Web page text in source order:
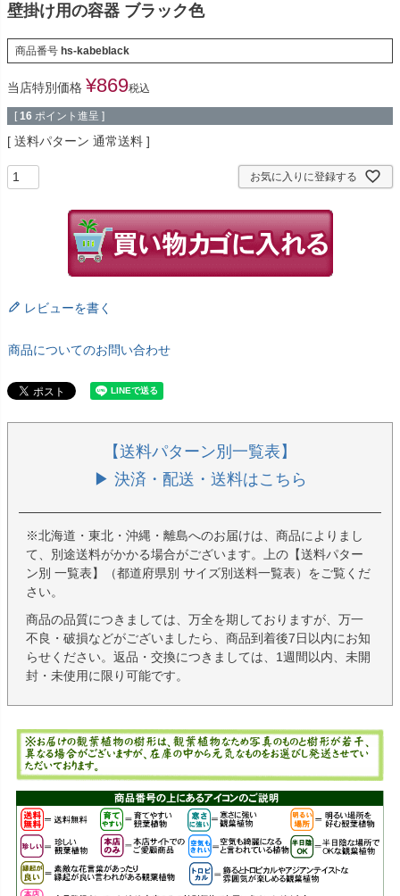
壁掛け用の容器 ブラック色
商品番号 hs-kabeblack
当店特別価格 ¥869税込
[ 16 ポイント進呈 ]
送料パターン 通常送料
お気に入りに登録する
レビューを書く
商品についてのお問い合わせ
【送料パターン別一覧表】
▶ 決済・配送・送料はこちら
※北海道・東北・沖縄・離島へのお届けは、商品によりまし
て、別途送料がかかる場合がございます。上の【送料パター
ン別 一覧表】（都道府県別 サイズ別送料一覧表）をご覧くだ
さい。
商品の品質につきましては、万全を期しておりますが、万一
不良・破損などがございましたら、商品到着後7日以内にお知
らせください。返品・交換につきましては、1週間以内、未開
封・未使用に限り可能です。